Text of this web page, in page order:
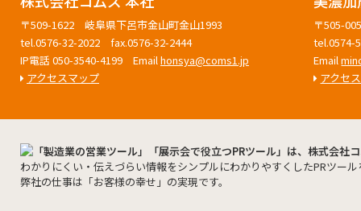
〒509-1622 岐阜県下呂市金山町金山1993
tel.0576-32-2022 fax.0576-32-2444
IP電話 050-3540-4199 Emailhonsya@coms1.jp
アクセスマップ
〒505-
tel.0574-
Email
アクセ
わかりにくい・伝えづらい情報をシンプルにわかりやすくしたPRツー
弊社の仕事は「お客様の幸せ」の実現です。